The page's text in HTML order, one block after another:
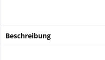
Beschreibung